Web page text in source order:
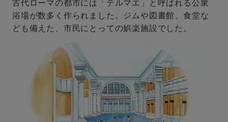
古代ローマの都市には「テルマエ」と呼ばれる公衆
浴場が数多く作られました。ジムや図書館、食堂な
ども備えた、市民にとっての娯楽施設でした。